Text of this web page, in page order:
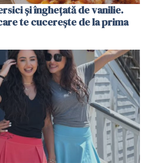
și înghețată de vanilie.
te cucerește de la prima